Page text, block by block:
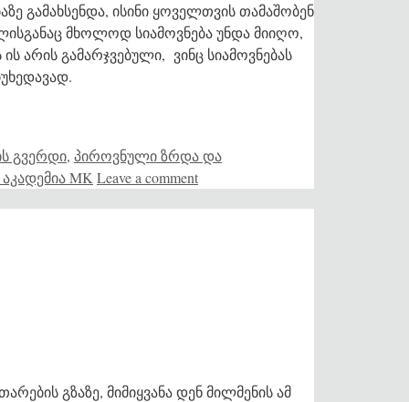
გამახსენდა, ისინი ყოველთვის თამაშობენ
მხოლოდ სიამოვნება უნდა მიიღო,
არის გამარჯვებული, ვინც სიამოვნებას
გვერდი, პიროვნული ზრდა და
MK Leave a comment
გზაზე, მიმიყვანა დენ მილმენის ამ